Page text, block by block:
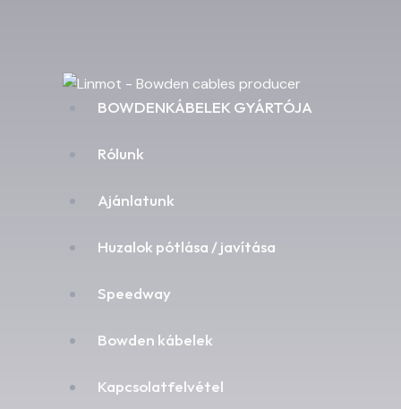
BOWDENKÁBELEK GYÁRTÓJA
Rólunk
Ajánlatunk
Huzalok pótlása / javítása
Speedway
Bowden kábelek
Kapcsolatfelvétel